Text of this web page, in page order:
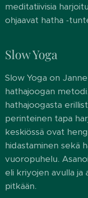
meditatiivisia
ohjaavat hatha -
Slow Yoga
Slow Yoga on
hathajoogan
hathajoogasta
perinteinen tapa
keskiössä ovat
hidastaminen sekä
vuoropuhelu.
eli kriyojen avulla ja
pitkään.